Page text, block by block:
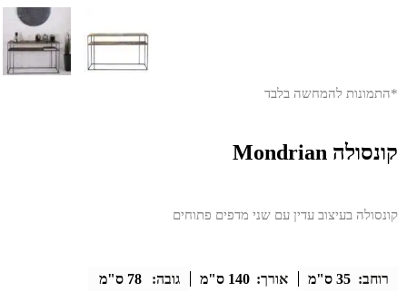
*התמונות להמחשה בלבד
קונסולה Mondrian
קונסולה בעיצוב עדין עם שני מדפים פתוחים
רוחב: 35 ס"מ אורך: 140 ס"מ גובה: 78 ס"מ